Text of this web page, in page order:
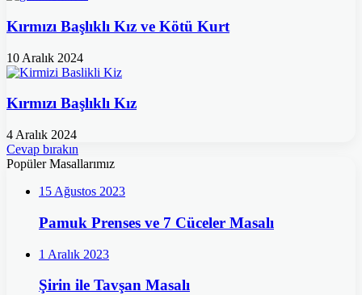
Kırmızı Başlıklı Kız ve Kötü Kurt
10 Aralık 2024
Kırmızı Başlıklı Kız
4 Aralık 2024
Cevap bırakın
Popüler Masallarımız
15 Ağustos 2023
Pamuk Prenses ve 7 Cüceler Masalı
1 Aralık 2023
Şirin ile Tavşan Masalı